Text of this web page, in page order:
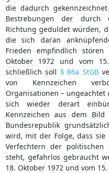
die dadurch
Bestrebungen der durch
Richtung geduldet würden,
die sich daran
Frieden empfindlich
Oktober 1972 und vom
schließlich soll § 86a StGB
von Kennzeichen
Organisationen –
sich wieder derart
Kennzeichen aus dem
Bundesrepublik
wird, mit der Folge, dass
Verfechtern der
steht, gefahrlos gebraucht
18. Oktober 1972 und vom